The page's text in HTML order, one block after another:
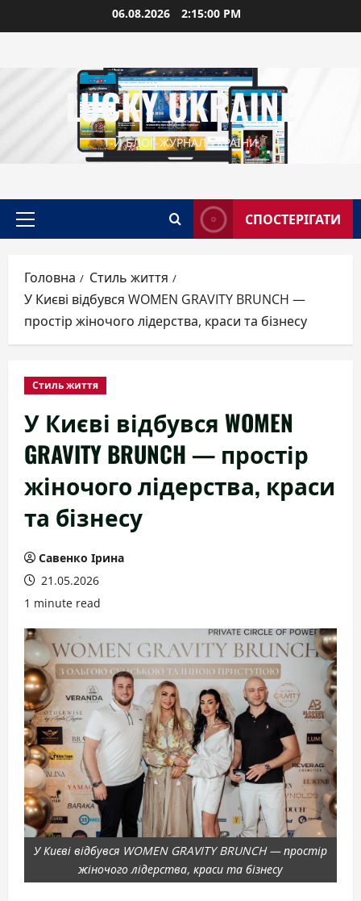
до
06.08.2026 2:15:01 PM
LUCKY UKRAINE
1-Й БЛОГ-ЖУРНАЛ УКРАЇНИ
Головне
СПОСТЕРІГАТИ
Головна
Стиль життя
У Києві відбувся WOMEN GRAVITY BRUNCH —
простір жіночого лідерства, краси та бізнесу
Стиль життя
У Києві відбувся WOMEN
GRAVITY BRUNCH — простір
жіночого лідерства, краси
та бізнесу
Савенко Ірина
21.05.2026
1 minute read
У Києві відбувся WOMEN GRAVITY BRUNCH — простір
жіночого лідерства, краси та бізнесу